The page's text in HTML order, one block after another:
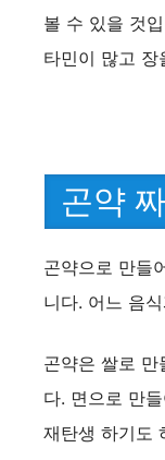
볼 수 있을 것
타민이 많고 장
곤약
곤약으로 만들
니다. 어느 음
곤약은 쌀로 만
다. 면으로 만
재탄생 하기도